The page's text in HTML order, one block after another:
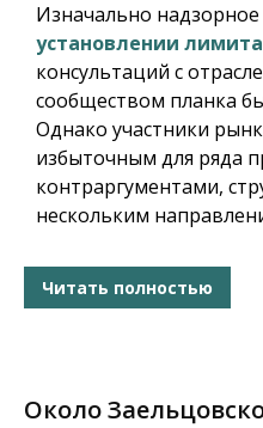
Изначально
установлении лимита
консультаций с
сообществом планка
Однако участники
избыточным для ряда
контраргументами,
нескольким
Читать полностью
Около